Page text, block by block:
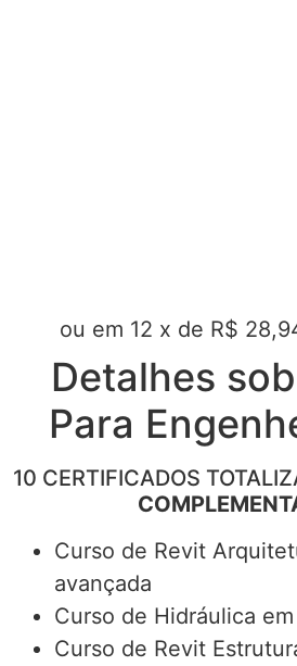
ou em 12 x de R$
Detalhes
Para
10 CERTIFICADOS
Curso de Revit
avançada
Curso de Hidráulica
Curso de Revit